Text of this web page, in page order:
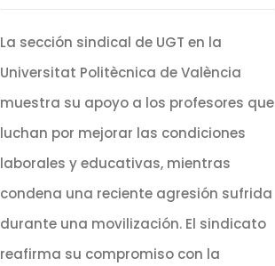
La sección sindical de UGT en la
Universitat Politècnica de València
muestra su apoyo a los profesores que
luchan por mejorar las condiciones
laborales y educativas, mientras
condena una reciente agresión sufrida
durante una movilización. El sindicato
reafirma su compromiso con la